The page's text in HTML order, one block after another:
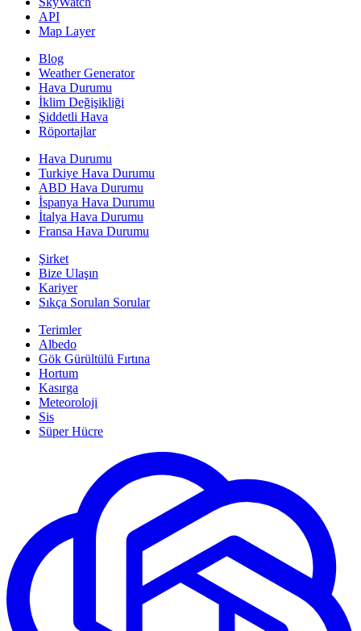
API
Map Layer
Blog
Weather Generator
Hava Durumu
İklim Değişikliği
Şiddetli Hava
Röportajlar
Hava Durumu
Turkiye Hava Durumu
ABD Hava Durumu
İspanya Hava Durumu
İtalya Hava Durumu
Fransa Hava Durumu
Şirket
Bize Ulaşın
Kariyer
Sıkça Sorulan Sorular
Terimler
Albedo
Gök Gürültülü Fırtına
Hortum
Kasırga
Meteoroloji
Sis
Süper Hücre